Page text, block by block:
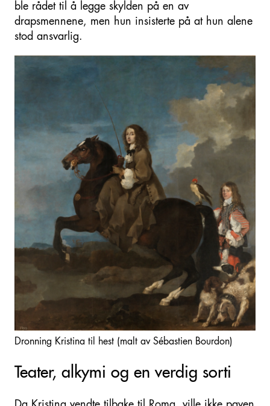
ble rådet til å legge skylden på en av
drapsmennene, men hun insisterte på at hun alene
stod ansvarlig.
Dronning Kristina til hest (malt av Sébastien Bourdon)
Teater, alkymi og en verdig sorti